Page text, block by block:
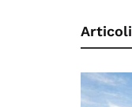
Articoli